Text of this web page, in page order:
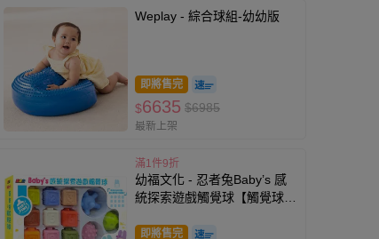
Weplay - 綜合球組-幼幼版
即將售完
$6635 $6985
最新上架
滿1件9折
幼福文化 - 忍者兔Baby’s 感
統探索遊戲觸覺球【觸覺球
即將售完